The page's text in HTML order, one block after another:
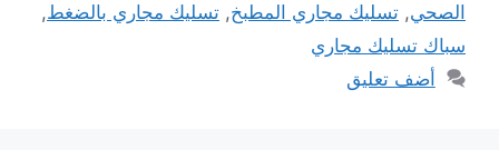
الصحي, تسليك مجاري المطبخ, تسليك مجاري بالضغط,
سباك تسليك مجاري
أضف تعليق